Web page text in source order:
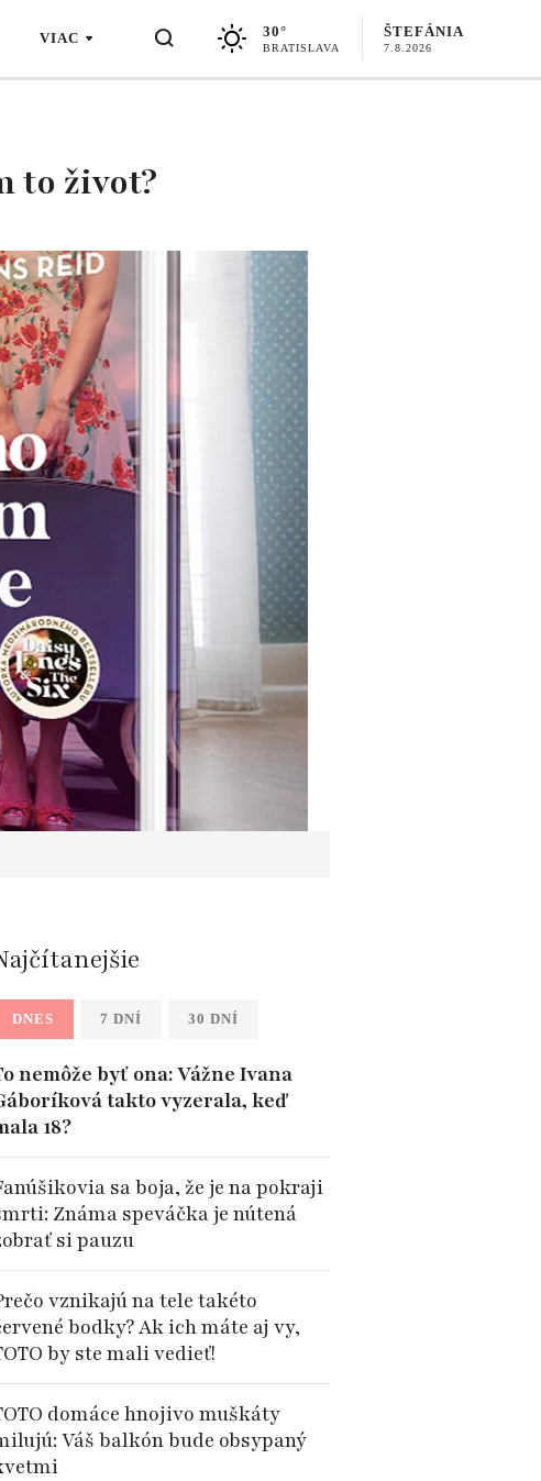
VIAC 30°
BRATISLAVA
ŠTEFÁNIA
7.8.2026
to život?
DNES 7 DNÍ 30 DNÍ
nemôže byť ona: Vážne Ivana
takto vyzerala, keď
18?
sa boja, že je na pokraji
Známa speváčka je nútená
si pauzu
vznikajú na tele takéto
bodky? Ak ich máte aj vy,
by ste mali vedieť!
domáce hnojivo muškáty
Váš balkón bude obsypaný